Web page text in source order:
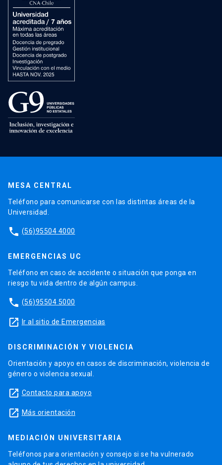
MESA CENTRAL
Teléfono para comunicarse con las distintas áreas de la
Universidad.
phone (56)95504 4000
EMERGENCIAS UC
Teléfono en caso de accidente o situación que ponga en
riesgo tu vida dentro de algún campus.
phone (56)95504 5000
launch Ir al sitio de Emergencias
DISCRIMINACIÓN Y VIOLENCIA
Orientación y apoyo en casos de discriminación, violencia de
género o violencia sexual.
launch Contacto para apoyo
launch Más orientación
MEDIACIÓN UNIVERSITARIA
Teléfonos para orientación y consejo si se ha vulnerado